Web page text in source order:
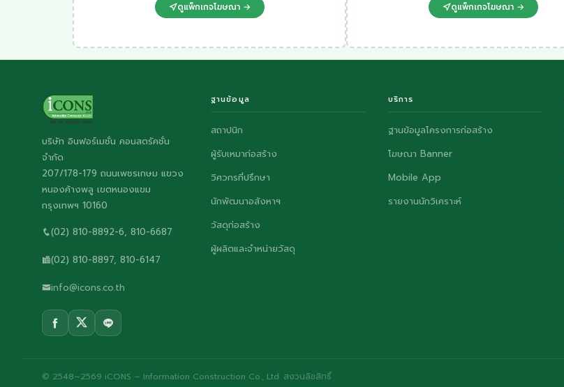
ดูแพ็กเกจโฆษณา → ดูแพ็กเกจโฆษณา →
บริษัท อินฟอร์เมชั่น คอนสตรัคชั่น
จำกัด
207/178-179 ถนนเพชรเกษม แขวง
หนองค้างพลู เขตหนองแขม
กรุงเทพฯ 10160
(02) 810-8892-6, 810-6687
(02) 810-8897, 810-6147
info@icons.co.th
ฐานข้อมูล
สถาปนิก
ผู้รับเหมาก่อสร้าง
วิศวกรที่ปรึกษา
นักพัฒนาอสังหาฯ
วัสดุก่อสร้าง
ผู้ผลิตและจำหน่ายวัสดุ
บริการ
ฐานข้อมูลโครงการก่อสร้าง
โฆษณา Banner
Mobile App
รายงานนักวิเคราะห์
© 2548–2569 iCONS – Information Construction Co., Ltd. สงวนลิขสิทธิ์